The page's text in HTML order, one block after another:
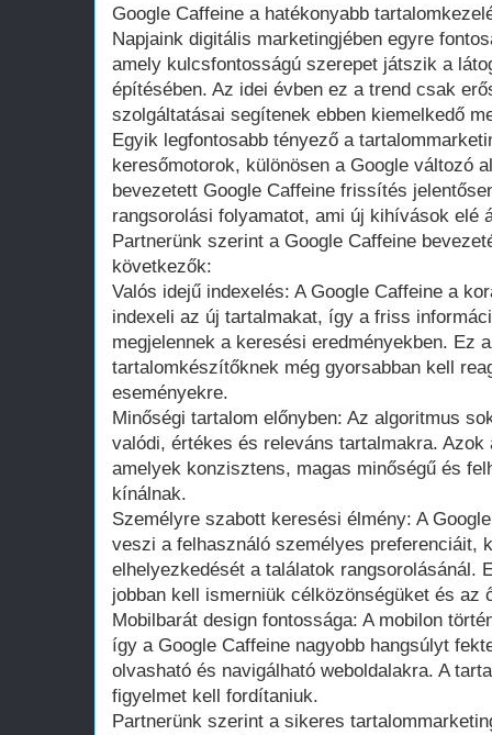
Google Caffeine a hatékonyabb
Napjaink digitális marketingjében egyre
amely kulcsfontosságú szerepet játszik a
építésében. Az idei évben ez a trend csak
szolgáltatásai segítenek ebben kiemelkedő
Egyik legfontosabb tényező a
keresőmotorok, különösen a Google változó
bevezetett Google Caffeine frissítés
rangsorolási folyamatot, ami új kihívások elé
Partnerünk szerint a Google Caffeine
következők:
Valós idejű indexelés: A Google Caffeine a
indexeli az új tartalmakat, így a friss
megjelennek a keresési eredményekben. Ez
tartalomkészítőknek még gyorsabban kell
eseményekre.
Minőségi tartalom előnyben: Az algoritmus
valódi, értékes és releváns tartalmakra.
amelyek konzisztens, magas minőségű és
kínálnak.
Személyre szabott keresési élmény: A
veszi a felhasználó személyes preferenciáit,
elhelyezkedését a találatok rangsorolásánál.
jobban kell ismerniük célközönségüket és az
Mobilbarát design fontossága: A mobilon
így a Google Caffeine nagyobb hangsúlyt
olvasható és navigálható weboldalakra. A
figyelmet kell fordítaniuk.
Partnerünk szerint a sikeres